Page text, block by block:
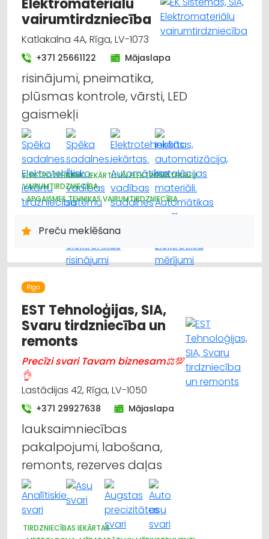
vairumtirdzniecība
Katlakalna 4A, Rīga, LV-1073
+371 25661122 Mājaslapa
risinājumi, pneimatika,
plūsmas kontrole, vārsti, LED
gaismekļi
ELEKTROTEHNISKO IEKĀRTU UN ELEKTROMATERIĀLU
VAIRUMTIRDZNIECĪBA
APGAISMES TEHNIKAS VAIRUMTIRDZNIECĪBA
TIRDZNIECĪBA
APGAISMES TEHNIKAS TIRDZNIECĪBA
Preču meklēšana
Rīga
EST Tehnoloģijas, SIA,
Svaru tirdzniecība un
remonts
Precīzi svari Tavam biznesam⚖💯
👌
Lastādijas 42, Rīga, LV-1050
+371 29927638 Mājaslapa
lauksaimniecības
pakalpojumi, labošana,
remonts, rezerves daļas
TIRDZNIECĪBAS IEKĀRTAS